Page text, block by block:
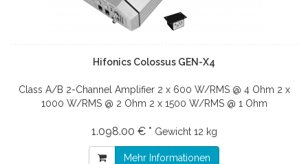
Hifonics Colossus GEN-X4
Class A/B 2-Channel Amplifier 2 x 600 W/RMS @ 4 Ohm 2 x
1000 W/RMS @ 2 Ohm 2 x 1500 W/RMS @ 1 Ohm
1.098.00 € * Gewicht 12 kg
Mehr Informationen